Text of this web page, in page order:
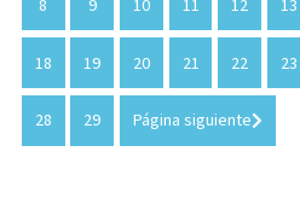
8 9 10 11 12 13
18 19 20 21 22 23
28 29 Página siguiente